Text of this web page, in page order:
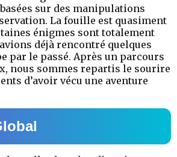
sur des manipulations
La fouille est quasiment
énigmes sont totalement
déjà rencontré quelques
par le passé. Après un parcours
nous sommes repartis le sourire
d’avoir vécu une aventure